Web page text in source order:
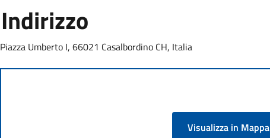
Indirizzo
Piazza Umberto I, 66021 Casalbordino CH, Italia
Visualizza in Mappa